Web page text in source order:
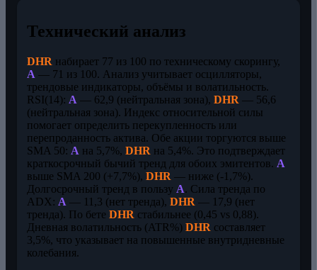
Технический анализ
DHR набирает 77 из 100 по техническому скорингу,
A — 71 из 100. Анализ учитывает осцилляторы,
трендовые индикаторы, объёмы и волатильность.
RSI(14): A — 62,9 (нейтральная зона), DHR — 56,6
(нейтральная зона). Индекс относительной силы
помогает определить перекупленность или
перепроданность актива. Обе акции торгуются выше
SMA 50: A на 5,7%, DHR на 5,4%. Это подтверждает
краткосрочный бычий тренд для обоих эмитентов. A
выше SMA 200 (+7,7%), DHR — ниже (-1,7%).
Долгосрочный тренд в пользу A. Сила тренда по
ADX: A — 11,3 (нет тренда), DHR — 17,9 (нет
тренда). По бете DHR стабильнее (0,45 vs 0,88).
Дневная волатильность (ATR%) DHR составляет
3,5%, что указывает на повышенные внутридневные
колебания.